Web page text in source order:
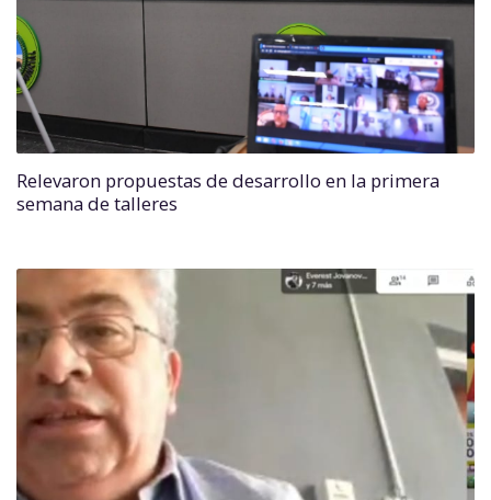
Relevaron propuestas de desarrollo en la primera
semana de talleres